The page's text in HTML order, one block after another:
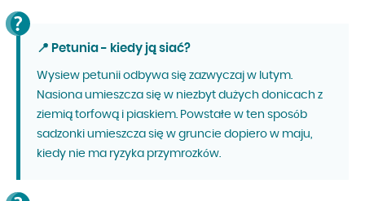
📍 Petunia - kiedy ją siać?
Wysiew petunii odbywa się zazwyczaj w lutym.
Nasiona umieszcza się w niezbyt dużych donicach z
ziemią torfową i piaskiem. Powstałe w ten sposób
sadzonki umieszcza się w gruncie dopiero w maju,
kiedy nie ma ryzyka przymrozków.